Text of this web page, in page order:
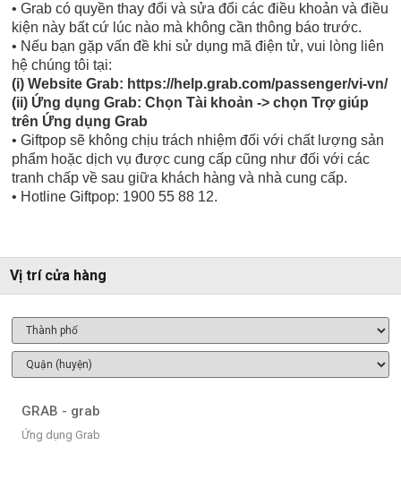
• Grab có quyền thay đổi và sửa đổi các điều khoản và điều
kiện này bất cứ lúc nào mà không cần thông báo trước.
• Nếu bạn gặp vấn đề khi sử dụng mã điện tử, vui lòng liên
hệ chúng tôi tại:
(i) Website Grab: https://help.grab.com/passenger/vi-vn/
(ii) Ứng dụng Grab: Chọn Tài khoản -> chọn Trợ giúp
trên Ứng dụng Grab
• Giftpop sẽ không chịu trách nhiệm đối với chất lượng sản
phẩm hoặc dịch vụ được cung cấp cũng như đối với các
tranh chấp về sau giữa khách hàng và nhà cung cấp.
• Hotline Giftpop: 1900 55 88 12.
Vị trí cửa hàng
GRAB - grab
Ứng dụng Grab